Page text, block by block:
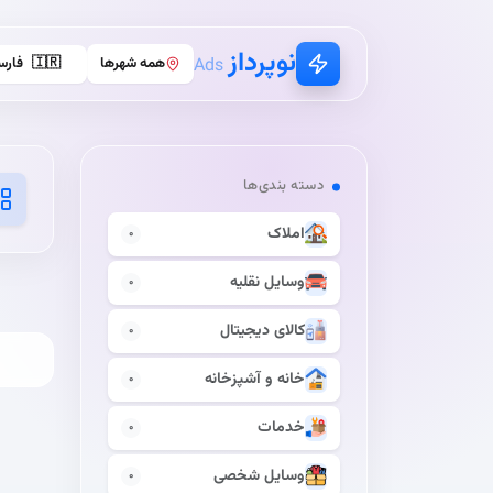
نوپردازAds همه شهرها 🇮🇷
دسته بندی‌ها
املاک 0
وسایل نقلیه 0
کالای دیجیتال 0
خانه و آشپزخانه 0
خدمات 0
وسایل شخصی 0